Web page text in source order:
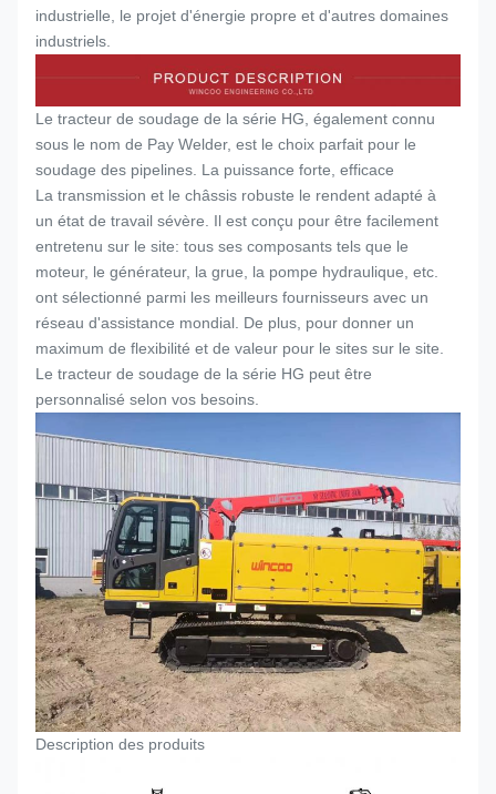
industrielle, le projet d'énergie propre et d'autres domaines
industriels.
Le tracteur de soudage de la série HG, également connu
sous le nom de Pay Welder, est le choix parfait pour le
soudage des pipelines. La puissance forte, efficace
La transmission et le châssis robuste le rendent adapté à
un état de travail sévère. Il est conçu pour être facilement
entretenu sur le site: tous ses composants tels que le
moteur, le générateur, la grue, la pompe hydraulique, etc.
ont sélectionné parmi les meilleurs fournisseurs avec un
réseau d'assistance mondial. De plus, pour donner un
maximum de flexibilité et de valeur pour le sites sur le site.
Le tracteur de soudage de la série HG peut être
personnalisé selon vos besoins.
Description des produits